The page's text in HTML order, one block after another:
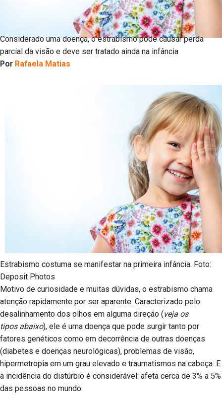
Considerado uma doença, o estrabismo pode causar perda
parcial da visão e deve ser tratado ainda na infância
Por Rafaela Matias
Estrabismo costuma se manifestar na primeira infância. Foto:
Deposit Photos
Motivo de curiosidade e muitas dúvidas, o estrabismo chama
atenção rapidamente por ser aparente. Caracterizado pelo
desalinhamento dos olhos em alguma direção (veja os
tipos abaixo), ele é uma doença que pode surgir tanto por
fatores genéticos como em decorrência de outras doenças
(diabetes e doenças neurológicas), problemas de visão,
hipermetropia em um grau elevado e traumatismos na cabeça. E
a incidência do distúrbio é considerável: afeta cerca de 3% a 5%
das pessoas no mundo.